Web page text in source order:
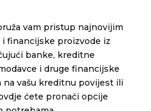
vam pristup najnovijim
financijske proizvode iz
banke, kreditne
i druge financijske
na vašu kreditnu povijest ili
ćete pronaći opcije